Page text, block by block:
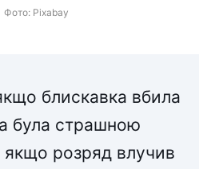
Фото: Pixabay
блискавка вбила
була страшною
розряд влучив